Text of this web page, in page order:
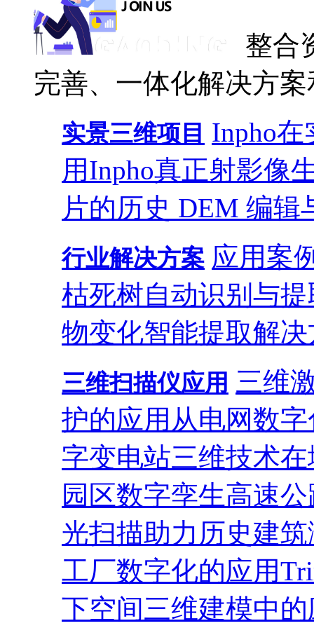
整合
完善、一体化解决方
实景三维项目 Inpho
用Inpho真正射影像
片的历史 DEM 编辑
行业解决方案 应用案
枯死树自动识别与提
物变化智能提取解
三维扫描仪应用 三维
护的应用 从电网数
字变电站三维技术
园区数字孪生高速
光扫描助力历史建
工厂数字化的应用
下空间三维建模中